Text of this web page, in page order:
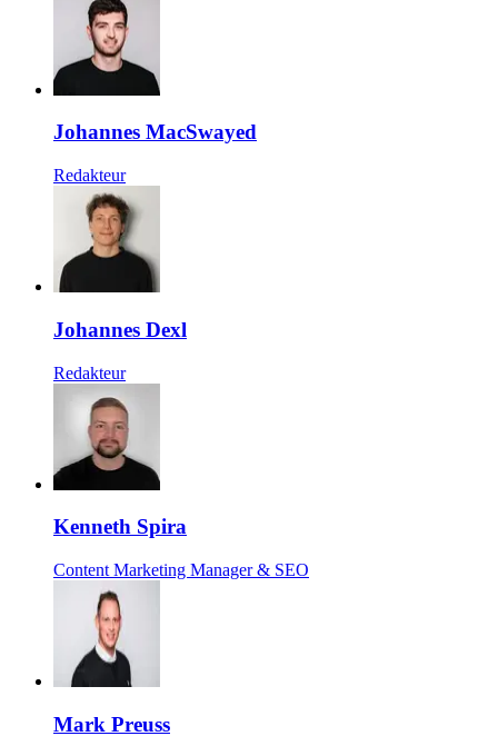
Johannes MacSwayed
Redakteur
Johannes Dexl
Redakteur
Kenneth Spira
Content Marketing Manager & SEO
Mark Preuss